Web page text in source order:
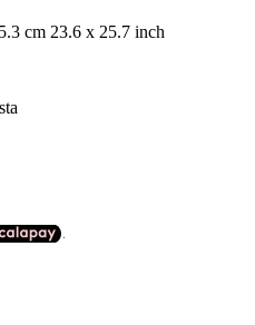
cm 23.6 x 25.7 inch